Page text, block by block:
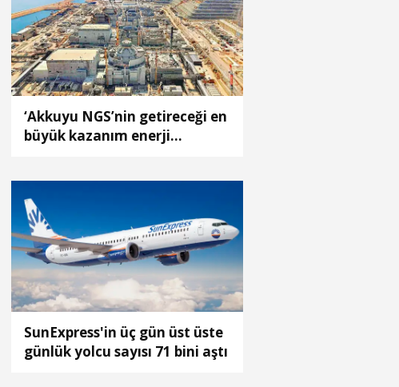
‘Akkuyu NGS’nin getireceği en
büyük kazanım enerji
SunExpress'in üç gün üst üste
günlük yolcu sayısı 71 bini aştı